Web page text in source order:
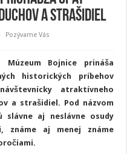
a strašidiel
Pozývame Vás
Múzeum Bojnice prináša
historických príbehov
atraktívneho
a strašidiel. Pod názvom
slávne aj neslávne osudy
známe aj menej známe